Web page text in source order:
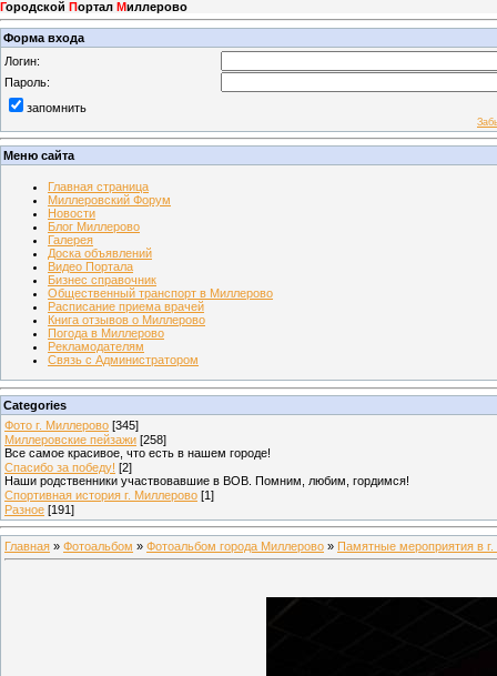
Городской Портал Миллерово
Форма входа
Логин:
Пароль:
запомнить
Меню сайта
Главная страница
Миллеровский Форум
Новости
Блог Миллерово
Галерея
Доска объявлений
Видео Портала
Бизнес справочник
Общественный транспорт в Миллерово
Расписание приема врачей
Книга отзывов о Миллерово
Погода в Миллерово
Рекламодателям
Связь с Администратором
Categories
Фото г. Миллерово [345]
Миллеровские пейзажи [258]
Все самое красивое, что есть в нашем городе!
Спасибо за победу! [2]
Наши родственники участвовавшие в ВОВ. Помним, любим, гордимся!
Спортивная история г. Миллерово [1]
Разное [191]
Главная » Фотоальбом » Фотоальбом города Миллерово » Памятные мероприятия в